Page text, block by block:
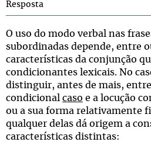
Resposta
O uso do modo verbal nas
subordinadas depende, entre
características da conjunção
condicionantes lexicais. No
distinguir, antes de mais,
condicional caso e a locução
ou a sua forma relativamente
qualquer delas dá origem a
características distintas: